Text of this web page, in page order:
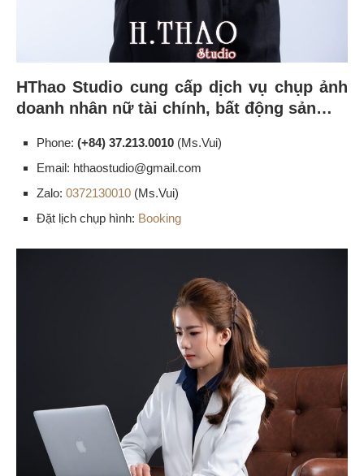
HThao Studio cung cấp dịch vụ chụp ảnh
doanh nhân nữ tài chính, bất động sản…
Phone: (+84) 37.213.0010 (Ms.Vui)
Email: hthaostudio@gmail.com
Zalo: 0372130010 (Ms.Vui)
Đặt lịch chụp hình: Booking